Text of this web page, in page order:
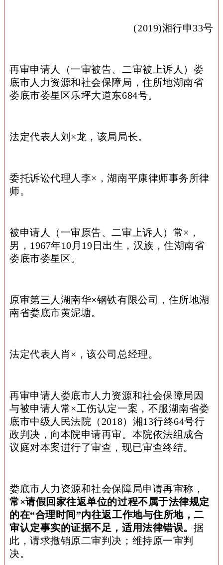
(2019)湘行申33号
再审申请人（一审被告、二审被上诉人）娄
底市人力资源和社会保障局，住所地湖南省
娄底市娄星区乐坪大道东684号。
法定代表人刘×龙，该局局长。
委托诉讼代理人李×，湖南平康律师事务所律
师。
被申请人（一审原告、二审上诉人）常×，
男，1967年10月19日出生，汉族，住湖南省
娄底市娄星区。
原审第三人湖南华×钢铁有限公司，住所地湖
南省娄底市黄泥塘。
法定代表人肖×，该公司总经理。
再审申请人娄底市人力资源和社会保障局因
与被申请人常×工伤认定一案，不服湖南省娄
底市中级人民法院（2018）湘13行终64号行
政判决，向本院申请再审。本院依法组成合
议庭对本案进行了审查，现已审查终结。
娄底市人力资源和社会保障局申请再审称，
常×请假回家往返单位的过程不属于法律规定
的在“合理时间”内往返工作地与住所地，二
审认定事实的证据不足，适用法律错误。 据
此，请求撤销原二审判决；维持原一审判
决。